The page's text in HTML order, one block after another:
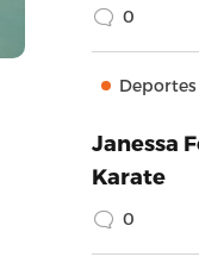
0
Deportes
Janessa
Karate
0